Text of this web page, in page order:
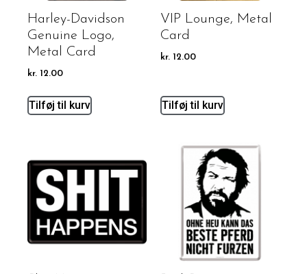
Harley-Davidson
Genuine Logo,
Metal Card
kr. 12.00
Tilføj til kurv
VIP Lounge, Metal
Card
kr. 12.00
Tilføj til kurv